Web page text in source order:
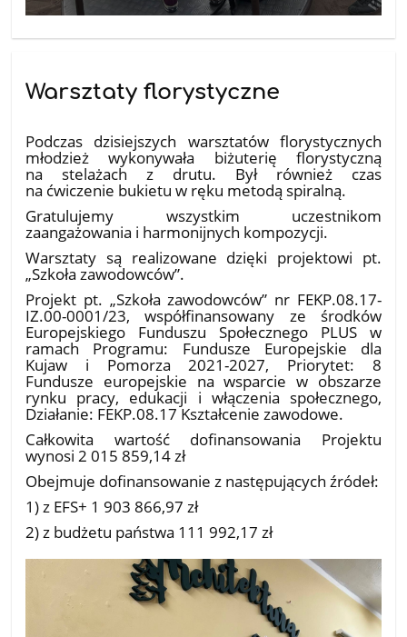
Warsztaty florystyczne
Podczas dzisiejszych warsztatów florystycznych
młodzież wykonywała biżuterię florystyczną
na stelażach z drutu. Był również czas
na ćwiczenie bukietu w ręku metodą spiralną.
Gratulujemy wszystkim uczestnikom
zaangażowania i harmonijnych kompozycji.
Warsztaty są realizowane dzięki projektowi pt.
„Szkoła zawodowców”.
Projekt pt. „Szkoła zawodowców” nr FEKP.08.17-
IZ.00-0001/23, współfinansowany ze środków
Europejskiego Funduszu Społecznego PLUS w
ramach Programu: Fundusze Europejskie dla
Kujaw i Pomorza 2021-2027, Priorytet: 8
Fundusze europejskie na wsparcie w obszarze
rynku pracy, edukacji i włączenia społecznego,
Działanie: FEKP.08.17 Kształcenie zawodowe.
Całkowita wartość dofinansowania Projektu
wynosi 2 015 859,14 zł
Obejmuje dofinansowanie z następujących źródeł:
1) z EFS+ 1 903 866,97 zł
2) z budżetu państwa 111 992,17 zł